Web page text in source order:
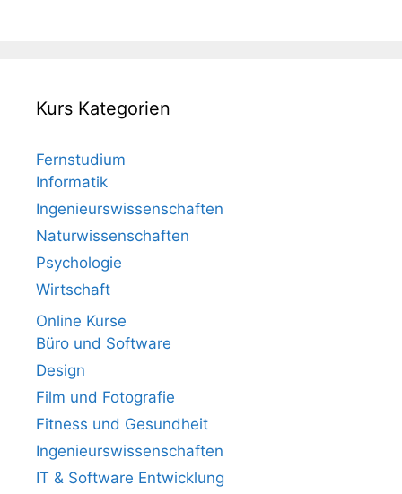
Kurs Kategorien
Fernstudium
Informatik
Ingenieurswissenschaften
Naturwissenschaften
Psychologie
Wirtschaft
Online Kurse
Büro und Software
Design
Film und Fotografie
Fitness und Gesundheit
Ingenieurswissenschaften
IT & Software Entwicklung